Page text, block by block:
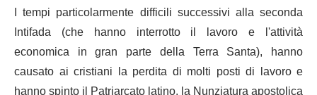
I tempi particolarmente difficili successivi alla seconda
Intifada (che hanno interrotto il lavoro e l'attività
economica in gran parte della Terra Santa), hanno
causato ai cristiani la perdita di molti posti di lavoro e